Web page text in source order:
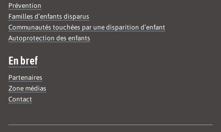
Prévention
Familles d’enfants disparus
Communautés touchées par une disparition d’enfant
Autoprotection des enfants
En bref
Partenaires
Zone médias
Contact